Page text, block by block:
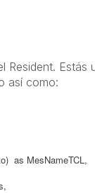
Resident. Estás
así como:
as MesNameTCL,